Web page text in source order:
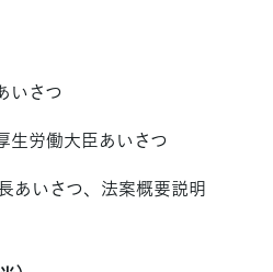
いさつ
生労働大臣あいさつ
あいさつ、法案概要説明